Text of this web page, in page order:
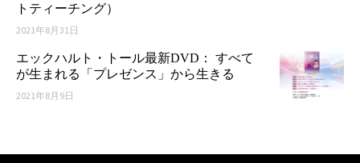
トティーチング）
2021年8月31日
エックハルト・トール最新DVD： すべて
が生まれる「プレゼンス」から生きる
2021年8月9日